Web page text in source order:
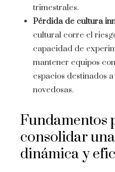
trimestrales.
Pérdida de cultura
cultural corre el
capacidad de
mantener equipos
espacios destinados
novedosas.
Fundamentos
consolidar
dinámica y